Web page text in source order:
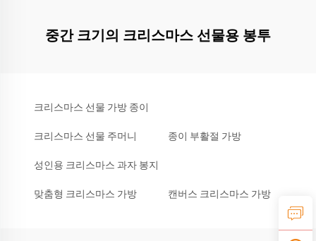
중간 크기의 크리스마스 선물용 봉투
크리스마스 선물 가방 종이
크리스마스 선물 주머니 종이 부활절 가방
성인용 크리스마스 과자 봉지
맞춤형 크리스마스 가방 캔버스 크리스마스 가방